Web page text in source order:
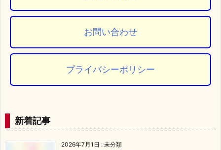
お問い合わせ
プライバシーポリシー
新着記事
2026年7月1日 : 未分類